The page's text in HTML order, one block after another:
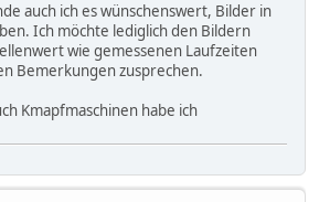
auch ich es wünschenswert, Bilder in
Ich möchte lediglich den Bildern
wie gemessenen Laufzeiten
Bemerkungen zusprechen.
Kmapfmaschinen habe ich